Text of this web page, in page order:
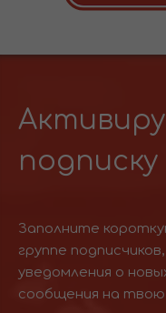
подписку
Заполните
группе
уведомления о
сообщения на твою